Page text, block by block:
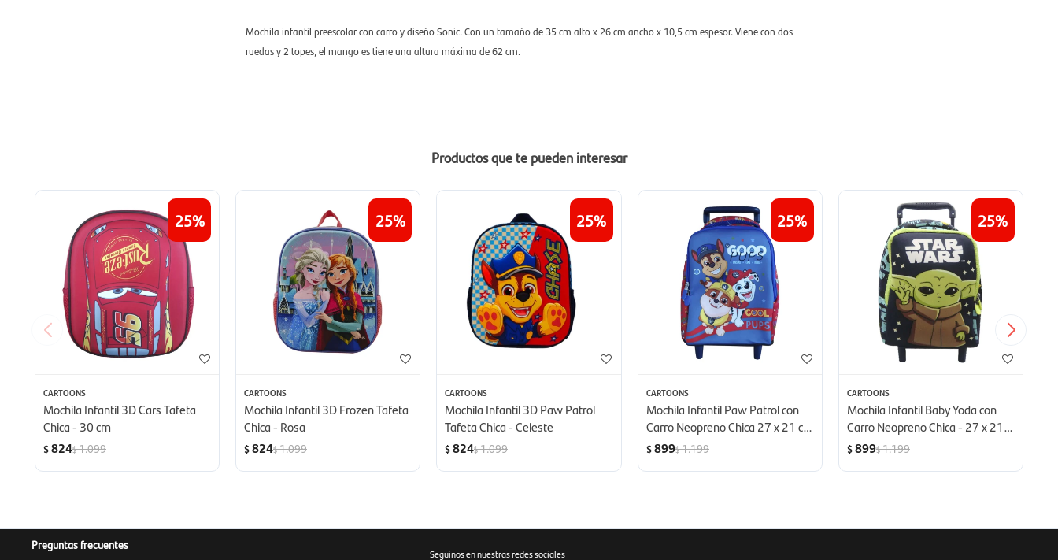
Mochila infantil preescolar con carro y diseño Sonic. Con un tamaño de 35 cm alto x 26 cm ancho x 10,5 cm espesor. Viene con dos
ruedas y 2 topes, el mango es tiene una altura máxima de 62 cm.
Productos que te pueden interesar
25
CARTOONS
Mochila Infantil 3D Cars Tafeta
Chica - 30 cm
$824$1.099
25
CARTOONS
Mochila Infantil 3D Frozen Tafeta
Chica - Rosa
$824$1.099
25
CARTOONS
Mochila Infantil 3D Paw Patrol
Tafeta Chica - Celeste
$824$1.099
25
CARTOONS
Mochila Infantil Paw Patrol con
Carro Neopreno Chica 27 x 21 cm
- Paw Patrol
$899$1.199
25
CARTOONS
Mochila Infantil Baby Yoda con
Carro Neopreno Chica - 27 x 21
cm
$899$1.199
Preguntas frecuentes
Seguinos en nuestras redes sociales